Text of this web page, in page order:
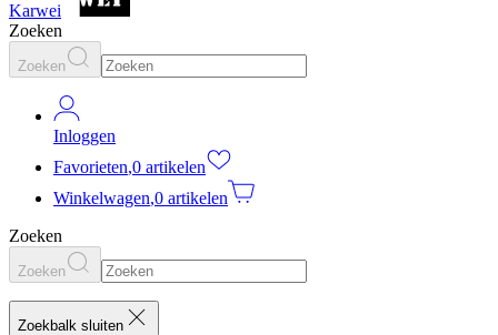
Karwei
Zoeken
Zoeken
Inloggen
Favorieten,0 artikelen
Winkelwagen,0 artikelen
Zoeken
Zoeken
Zoekbalk sluiten